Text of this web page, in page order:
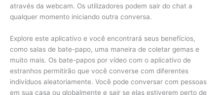
através da webcam. Os utilizadores podem sair do chat a
qualquer momento iniciando outra conversa.
Explore este aplicativo e você encontrará seus benefícios,
como salas de bate-papo, uma maneira de coletar gemas e
muito mais. Os bate-papos por vídeo com o aplicativo de
estranhos permitirão que você converse com diferentes
indivíduos aleatoriamente. Você pode conversar com pessoas
em sua casa ou globalmente e sair se elas estiverem perto de